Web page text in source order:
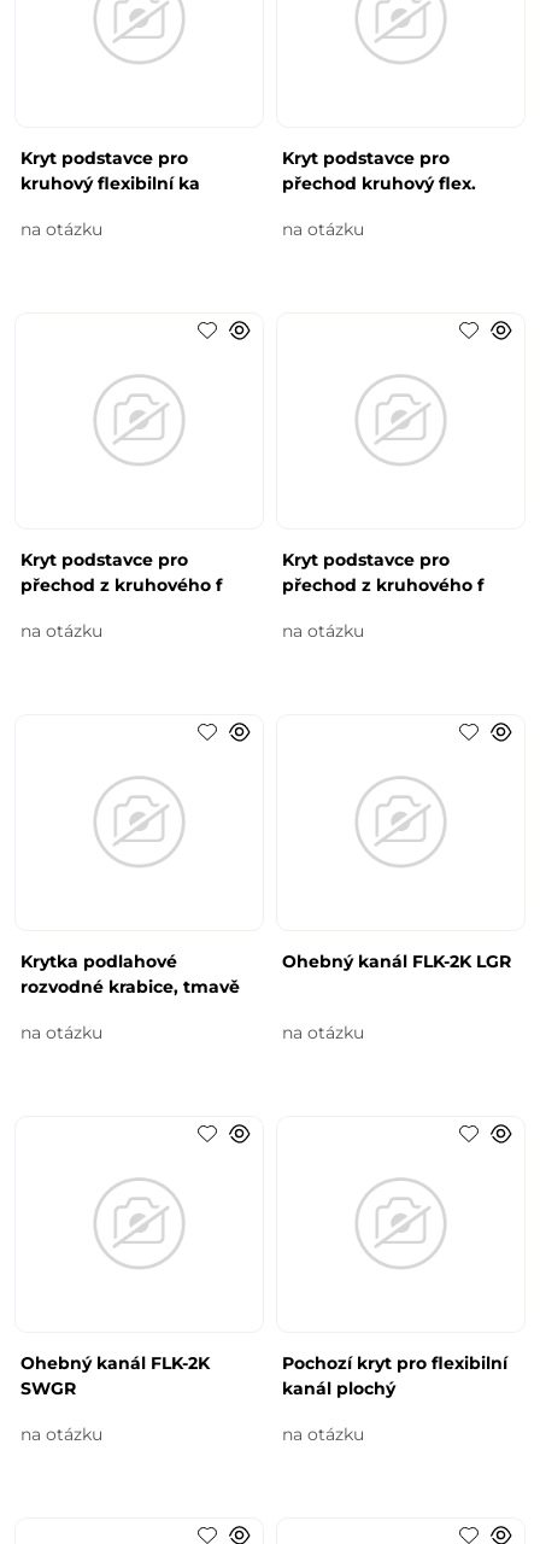
Kryt podstavce pro
kruhový flexibilní ka
na otázku
Kryt podstavce pro
přechod kruhový flex.
na otázku
Kryt podstavce pro
přechod z kruhového f
na otázku
Kryt podstavce pro
přechod z kruhového f
na otázku
Krytka podlahové
rozvodné krabice, tmavě
na otázku
Ohebný kanál FLK-2K LGR
na otázku
Ohebný kanál FLK-2K
SWGR
na otázku
Pochozí kryt pro flexibilní
kanál plochý
na otázku